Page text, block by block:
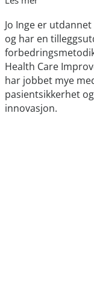
Jo Inge er
og har en
Health Care
har jobbet mye
pasientsikkerhet
innovasjon.